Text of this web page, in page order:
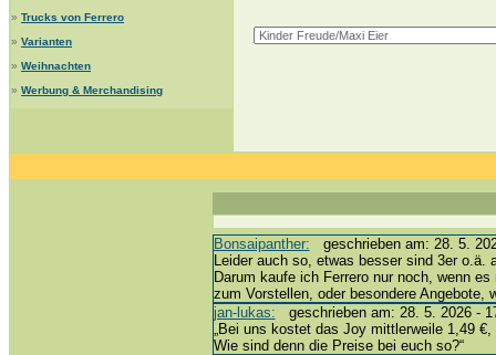
» Trucks von Ferrero
» Varianten
» Weihnachten
» Werbung & Merchandising
Bonsaipanther: geschrieben am: 28. 5.
Leider auch so, etwas besser sind 3er o.ä.
Darum kaufe ich Ferrero nur noch, wenn
zum Vorstellen, oder besondere Angebote,
jan-lukas: geschrieben am: 28. 5. 2026 -
„Bei uns kostet das Joy mittlerweile 1,49
Wie sind denn die Preise bei euch so?“